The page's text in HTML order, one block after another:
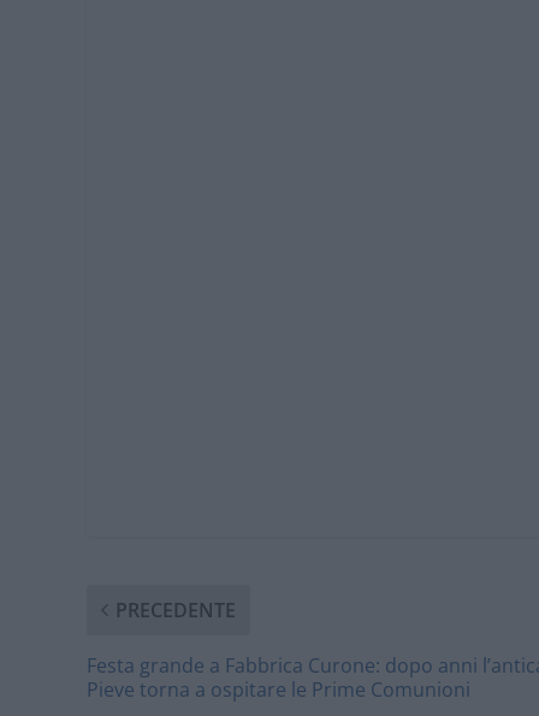
PRECEDENTE
Festa grande a Fabbrica Curone: dopo anni
Pieve torna a ospitare le Prime Comunioni